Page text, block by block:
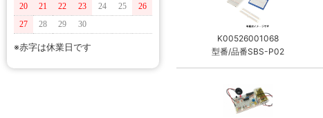
20
21 22 23 24 25
26
27
28 29 30
※赤字は休業日です
K00526001068
型番/品番SBS-P02